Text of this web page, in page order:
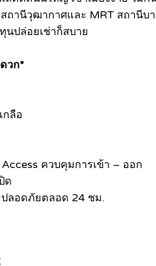
ถานีวุฒากาศและ MRT สถานีบ
นปล่อยเช่าก็สบาย
วก*
กลือ
Access ควบคุมการเข้า – ออก
ด
ปลอดภัยตลอด 24 ชม.